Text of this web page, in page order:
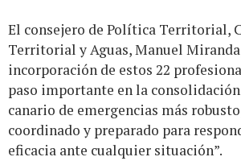
El consejero de Política Territorial,
Territorial y Aguas, Manuel
incorporación de estos 22
paso importante en la
canario de emergencias más
coordinado y preparado para
eficacia ante cualquier situación”.